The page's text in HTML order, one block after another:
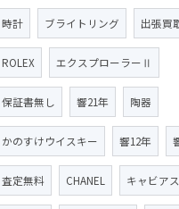
時計 ブライトリング 出張買
ROLEX エクスプローラーⅡ
保証書無し 響21年 陶器
かのすけウイスキー 響12年
査定無料 CHANEL キャビア